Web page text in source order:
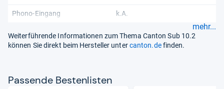
Phono-Eingang k.A.
mehr...
Weiterführende Informationen zum Thema Canton Sub 10.2
können Sie direkt beim Hersteller untercanton.definden.
Pas­sende Bes­ten­lis­ten